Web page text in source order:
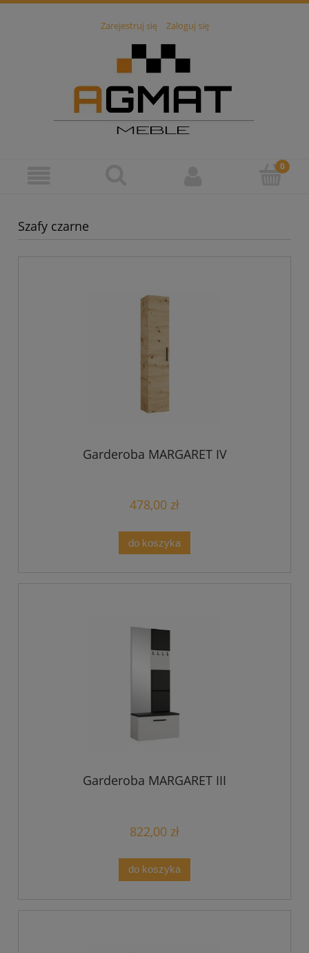
Zarejestruj się Zaloguj się
Szafy czarne
Garderoba MARGARET IV
478,00 zł
do koszyka
Garderoba MARGARET III
822,00 zł
do koszyka